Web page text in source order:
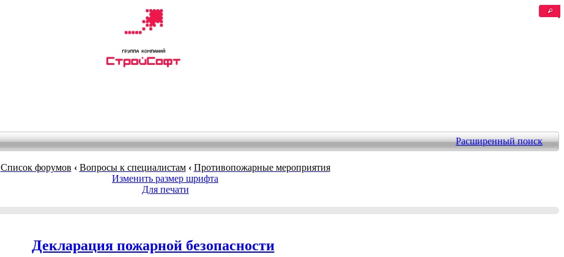
Расширенный поиск
Список форумов ‹ Вопросы к специалистам ‹ Противопожарные мероприятия
Изменить размер шрифта
Для печати
Декларация пожарной безопасности